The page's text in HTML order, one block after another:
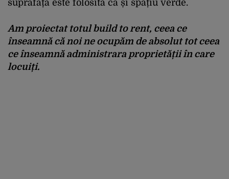
suprafață este folosită ca și spațiu verde.
Am proiectat totul build to rent, ceea ce
înseamnă că noi ne ocupăm de absolut tot ceea
ce înseamnă administrara proprietății în care
locuiți.